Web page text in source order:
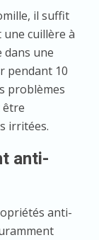
il suffit
cuillère à
dans une
pendant 10
problèmes
être
irritées.
anti-
anti-